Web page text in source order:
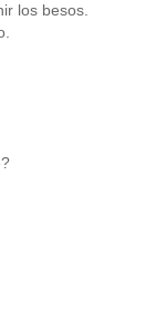
los besos.